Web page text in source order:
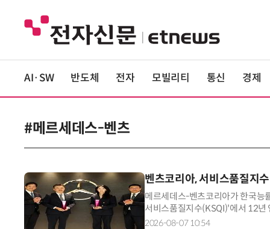
AI·SW 반도체 전자 모빌리티 통신 경제
#메르세데스-벤츠
벤츠코리아, 서비스품질지
메르세데스-벤츠코리아가 한국능
서비스품질지수(KSQI)'에서 12년
부문 1위를 차지했다고 7일 밝혔
2026-08-07 10:54